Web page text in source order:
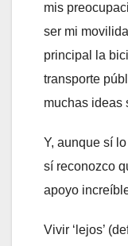
mis
ser mi
principal la
transporte
muchas ideas
Y, aunque sí
sí reconozco
apoyo
Vivir ‘lejos’